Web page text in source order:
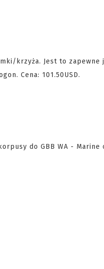
krzyża. Jest to zapewne
Cena: 101.50USD.
do GBB WA -